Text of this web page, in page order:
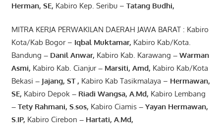
Herman, SE, Kabiro Kep. Seribu – Tatang Budhi,
MITRA KERJA PERWAKILAN DAERAH JAWA BARAT : Kabiro
Kota/Kab Bogor – Iqbal Muktamar, Kabiro Kab/Kota.
Bandung – Danil Anwar, Kabiro Kab. Karawang –Warman
Asmi, Kabiro Kab. Cianjur– Marsiti, Amd, Kabiro Kab/Kota
Bekasi – Jajang, ST , Kabiro Kab Tasikmalaya – Hermawan,
SE, Kabiro Depok– Riadi Wangsa, A.Md, Kabiro Lembang
– Tety Rahmani, S.sos, Kabiro Ciamis– Yayan Hermawan,
S.IP, Kabiro Cirebon – Hartati, A.Md,